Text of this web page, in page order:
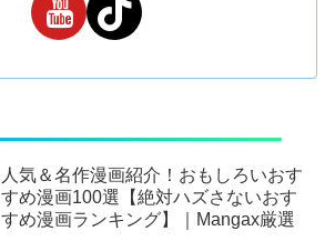
人気＆名作漫画紹介！おもしろいおす
すめ漫画100選【絶対ハズさないおす
すめ漫画ランキング】｜Mangax厳選